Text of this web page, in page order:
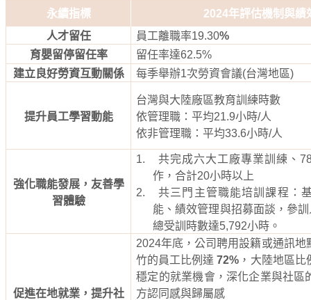
永續指標
2024年評估機制與績
人才留任
員工離職率19.30%
育嬰留停留任率
留任率達62.5%
建立良好勞資互動關係
每季舉辦1次勞資會議(台灣地區)
提升員工學習動能
台灣與大陸廠區教育訓練時數
依管理職：平均21.9小時/人
依非管理職：平均33.6小時/人
強化職能發展，友善學
習體驗
1. 共完成六大工廠專業訓練、
作，合計20小時以上
2.
共三門主管職能培訓課程：
能、績效管理與招募面談，參
總受訓時數達5,792小時。
促進在地就業，提升社
2024年底，公司聘用設籍或通訊地
竹的員工比例達72% ，大陸地區比
穩定的就業機會，深化企業與社區
方認同感與歸屬感